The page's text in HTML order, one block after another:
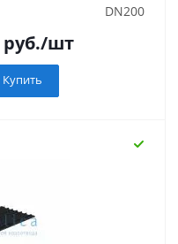
DN200
руб./шт
Купить